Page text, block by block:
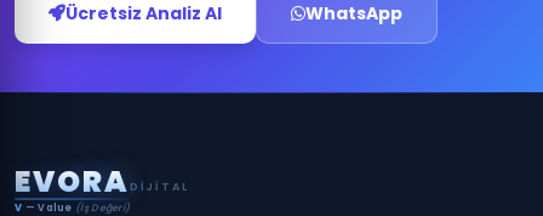
Ücretsiz Analiz Al WhatsApp
EVORA DIJITAL
V — Value (İş Değeri)